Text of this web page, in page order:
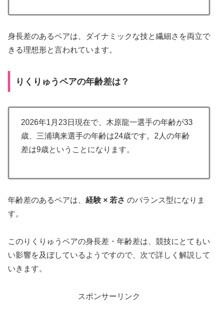
身長差のあるペアは、ダイナミックな技と繊細さを両立で
きる理想形と言われています。
りくりゅうペアの年齢差は？
2026年1月23日現在で、木原龍一選手の年齢が33
歳、三浦璃来選手の年齢は24歳です。2人の年齢
差は9歳ということになります。
年齢差のあるペアは、 経験 × 若さ のバランス型になりま
す。
このりくりゅうペアの身長差・年齢差は、競技にとてもい
い影響を及ぼしているようですので、次で詳しく解説して
いきます。
スポンサーリンク